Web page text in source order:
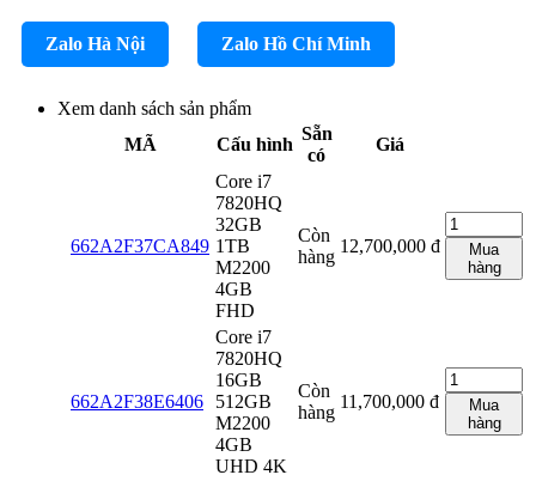
Zalo Hà Nội Zalo Hồ Chí Minh
Xem danh sách sản phẩm
MÃ
Cấu hình
Sẵn
có
Giá
662A2F37CA849
Core i7
7820HQ
32GB
1TB
M2200
4GB
FHD
Còn
hàng
12,700,000 đ
Mua
hàng
662A2F38E6406
Core i7
7820HQ
16GB
512GB
M2200
4GB
UHD 4K
Còn
hàng
11,700,000 đ
Mua
hàng